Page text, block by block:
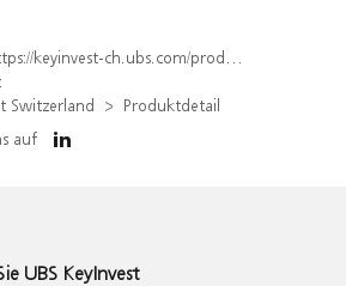
keyinvest-ch.ubs.com/produkt/detail/index/isin/CH1578790193
Switzerland
Produktdetail
auf
UBS KeyInvest